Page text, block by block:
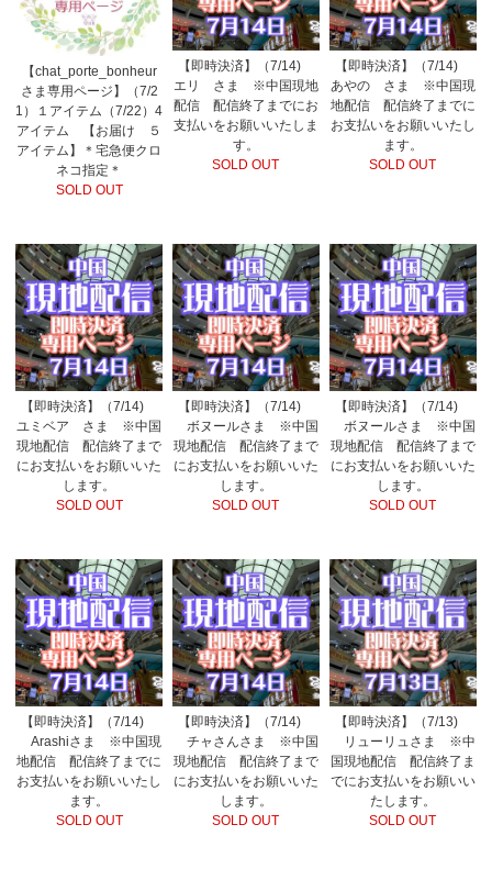
【chat_porte_bonheur
さま専用ページ】（7/2
1）１アイテム（7/22）4
アイテム 【お届け ５
アイテム】＊宅急便クロ
ネコ指定＊
SOLD OUT
【即時決済】（7/14)
エリ さま ※中国現地
配信 配信終了までにお
支払いをお願いいたしま
す。
SOLD OUT
【即時決済】（7/14)
あやの さま ※中国現
地配信 配信終了までに
お支払いをお願いいたし
ます。
SOLD OUT
【即時決済】（7/14)
ユミベア さま ※中国
現地配信 配信終了まで
にお支払いをお願いいた
します。
SOLD OUT
【即時決済】（7/14)
ボヌールさま ※中国
現地配信 配信終了まで
にお支払いをお願いいた
します。
SOLD OUT
【即時決済】（7/14)
ボヌールさま ※中国
現地配信 配信終了まで
にお支払いをお願いいた
します。
SOLD OUT
【即時決済】（7/14)
Arashiさま ※中国現
地配信 配信終了までに
お支払いをお願いいたし
ます。
SOLD OUT
【即時決済】（7/14)
チャさんさま ※中国
現地配信 配信終了まで
にお支払いをお願いいた
します。
SOLD OUT
【即時決済】（7/13)
リューリュさま ※中
国現地配信 配信終了ま
でにお支払いをお願いい
たします。
SOLD OUT